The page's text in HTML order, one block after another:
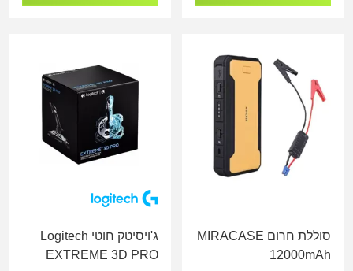
סוללת חרום MIRACASE
12000mAh
ג'ויסיטק חוטי Logitech
EXTREME 3D PRO